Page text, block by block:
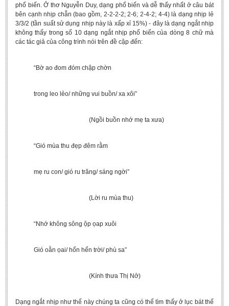
phổ biến. Ở thơ Nguyễn Duy, dạng phổ biến và dễ thấy nhất ở câu bát
bên cạnh nhịp chẵn (bao gồm, 2-2-2-2; 2-6; 2-4-2; 4-4) là dạng nhịp lẻ
3/3/2 (tần suất sử dụng nhịp này là xấp xỉ 15%) - đây là dạng ngắt nhịp
không thấy trong số 10 dạng ngắt nhịp phổ biến của dòng 8 chữ mà
các tác giả của công trình nói trên đề cập đến:
“Bờ ao đom đóm chập chờn
trong leo lẻo/ những vui buồn/ xa xôi”
(Ngồi buồn nhớ mẹ ta xưa)
“Gió mùa thu đẹp đêm rằm
mẹ ru con/ gió ru trăng/ sáng ngời”
(Lời ru mùa thu)
“Nhớ không sông ộp ọap xuôi
Gió oằn ọai/ hổn hển trời/ phù sa”
(Kính thưa Thị Nở)
Dạng ngắt nhịp như thế này chúng ta cũng có thể tìm thấy ở lục bát thế